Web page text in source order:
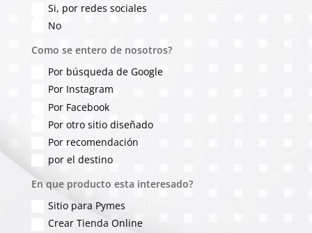
Si, por redes sociales
No
Como se entero de nosotros?
Por búsqueda de Google
Por Instagram
Por Facebook
Por otro sitio diseñado
Por recomendación
por el destino
En que producto esta interesado?
Sitio para Pymes
Crear Tienda Online